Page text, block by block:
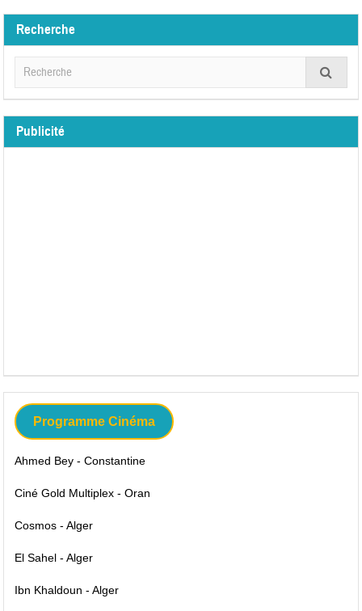
Recherche
Publicité
Programme Cinéma
Ahmed Bey - Constantine
Ciné Gold Multiplex - Oran
Cosmos - Alger
El Sahel - Alger
Ibn Khaldoun - Alger